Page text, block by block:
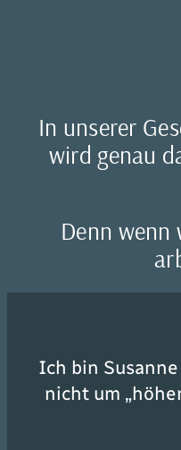
In unserer
wird genau
Denn wenn
Ich bin Susanne
nicht um